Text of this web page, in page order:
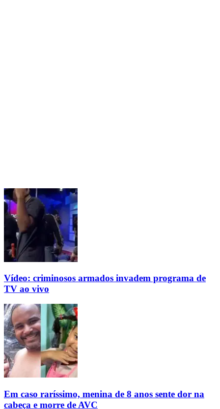
Vídeo: criminosos armados invadem programa de
TV ao vivo
Em caso raríssimo, menina de 8 anos sente dor na
cabeça e morre de AVC